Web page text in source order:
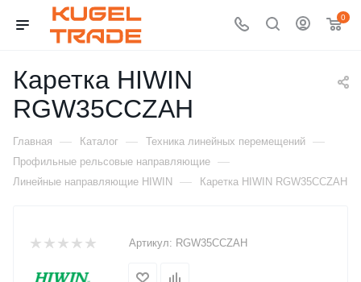
0
Каретка HIWIN
RGW35CCZAH
Главная — Каталог — Техника линейных перемещений —
Профильные рельсовые направляющие —
Линейные направляющие HIWIN — Каретка HIWIN RGW35CCZAH
Артикул: RGW35CCZAH